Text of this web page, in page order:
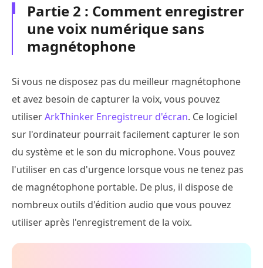
Partie 2 : Comment enregistrer
une voix numérique sans
magnétophone
Si vous ne disposez pas du meilleur magnétophone
et avez besoin de capturer la voix, vous pouvez
utiliserArkThinker Enregistreur d'écran. Ce logiciel
sur l'ordinateur pourrait facilement capturer le son
du système et le son du microphone. Vous pouvez
l'utiliser en cas d'urgence lorsque vous ne tenez pas
de magnétophone portable. De plus, il dispose de
nombreux outils d'édition audio que vous pouvez
utiliser après l'enregistrement de la voix.